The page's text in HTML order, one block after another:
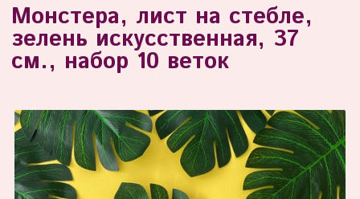
Монстера, лист на стебле,
зелень искусственная, 37
см., набор 10 веток